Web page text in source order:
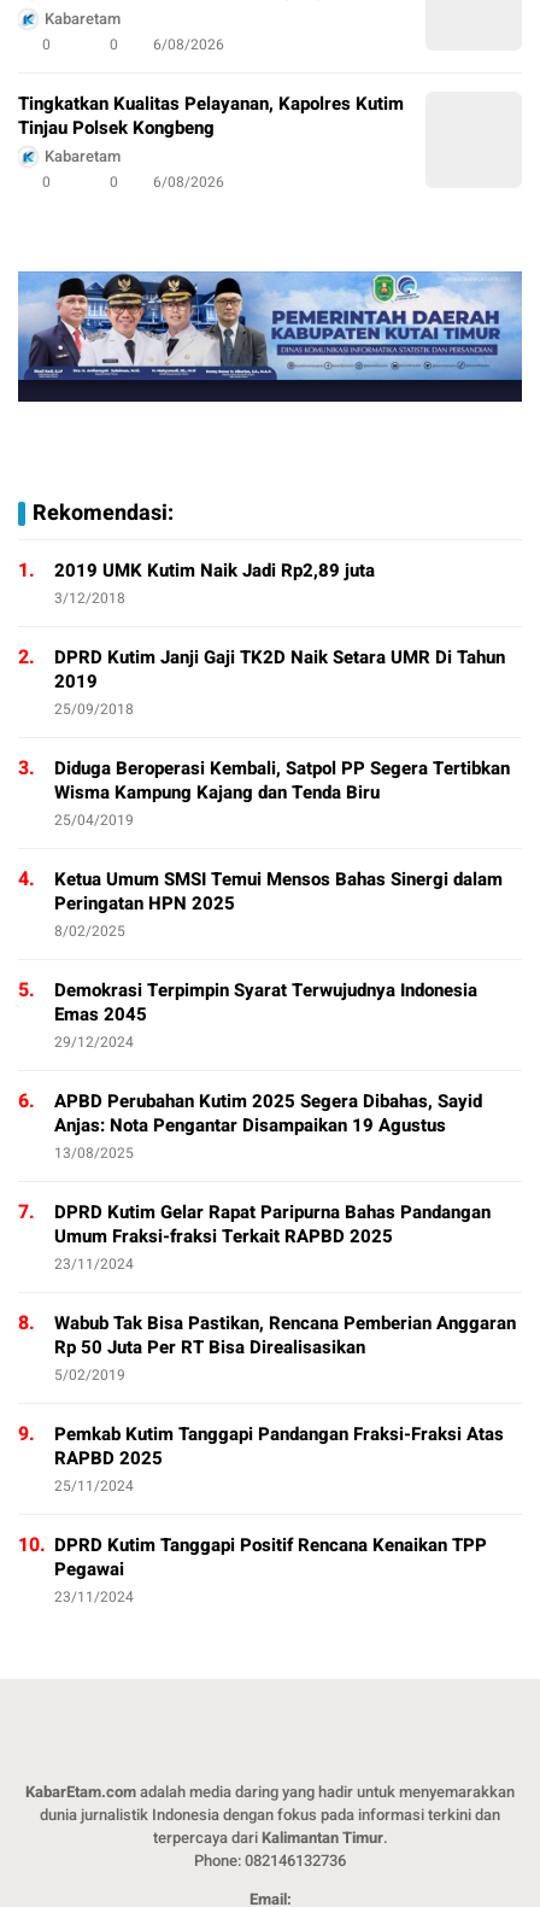
Kabaretam
0 0 6/08/2026
Tingkatkan Kualitas Pelayanan, Kapolres Kutim
Tinjau Polsek Kongbeng
Kabaretam
0 0 6/08/2026
Rekomendasi:
1. 2019 UMK Kutim Naik Jadi Rp2,89 juta
3/12/2018
2.
DPRD Kutim Janji Gaji TK2D Naik Setara UMR Di Tahun
2019
25/09/2018
3.
Diduga Beroperasi Kembali, Satpol PP Segera Tertibkan
Wisma Kampung Kajang dan Tenda Biru
25/04/2019
4.
Ketua Umum SMSI Temui Mensos Bahas Sinergi dalam
Peringatan HPN 2025
8/02/2025
5.
Demokrasi Terpimpin Syarat Terwujudnya Indonesia
Emas 2045
29/12/2024
6.
APBD Perubahan Kutim 2025 Segera Dibahas, Sayid
Anjas: Nota Pengantar Disampaikan 19 Agustus
13/08/2025
7.
DPRD Kutim Gelar Rapat Paripurna Bahas Pandangan
Umum Fraksi-fraksi Terkait RAPBD 2025
23/11/2024
8.
Wabub Tak Bisa Pastikan, Rencana Pemberian Anggaran
Rp 50 Juta Per RT Bisa Direalisasikan
5/02/2019
9.
Pemkab Kutim Tanggapi Pandangan Fraksi-Fraksi Atas
RAPBD 2025
25/11/2024
10. DPRD Kutim Tanggapi Positif Rencana Kenaikan TPP
Pegawai
23/11/2024
KabarEtam.comadalah media daring yang hadir untuk menyemarakkan
dunia jurnalistik Indonesia dengan fokus pada informasi terkini dan
terpercaya dariKalimantan Timur.
Phone: 082146132736
Email: